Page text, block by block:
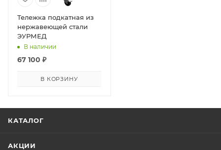
Тележка подкатная из
нержавеющей стали
ЭУРМЕД
В наличии
67 100 ₽
В КОРЗИНУ
КАТАЛОГ
АКЦИИ